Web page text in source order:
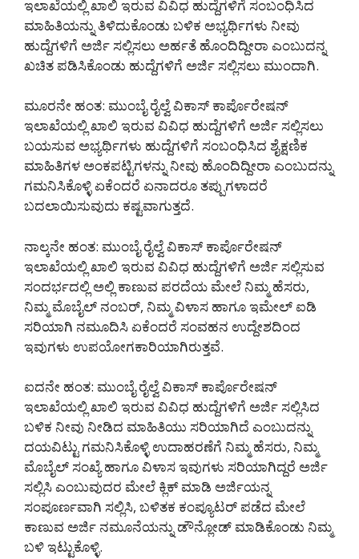
ಇಲಾಖೆಯಲ್ಲಿ ಖಾಲಿ ಇರುವ ವಿವಿಧ ಹುದ್ದೆಗಳಿಗೆ ಸಂಬಂಧಿಸಿದ
ಮಾಹಿತಿಯನ್ನು ತಿಳಿದುಕೊಂಡು ಬಳಿಕ ಅಭ್ಯರ್ಥಿಗಳು ನೀವು
ಹುದ್ದೆಗಳಿಗೆ ಅರ್ಜಿ ಸಲ್ಲಿಸಲು ಅರ್ಹತೆ ಹೊಂದಿದ್ದೀರಾ ಎಂಬುದನ್ನ
ಖಚಿತ ಪಡಿಸಿಕೊಂಡು ಹುದ್ದೆಗಳಿಗೆ ಅರ್ಜಿ ಸಲ್ಲಿಸಲು ಮುಂದಾಗಿ.
ಮೂರನೇ ಹಂತ: ಮುಂಬೈ ರೈಲ್ವೆ ವಿಕಾಸ್ ಕಾರ್ಪೊರೇಷನ್
ಇಲಾಖೆಯಲ್ಲಿ ಖಾಲಿ ಇರುವ ವಿವಿಧ ಹುದ್ದೆಗಳಿಗೆ ಅರ್ಜಿ ಸಲ್ಲಿಸಲು
ಬಯಸುವ ಅಭ್ಯರ್ಥಿಗಳು ಹುದ್ದೆಗಳಿಗೆ ಸಂಬಂಧಿಸಿದ ಶೈಕ್ಷಣಿಕ
ಮಾಹಿತಿಗಳ ಅಂಕಪಟ್ಟಿಗಳನ್ನು ನೀವು ಹೊಂದಿದ್ದೀರಾ ಎಂಬುದನ್ನು
ಗಮನಿಸಿಕೊಳ್ಳಿ ಏಕೆಂದರೆ ಏನಾದರೂ ತಪ್ಪುಗಳಾದರೆ
ಬದಲಾಯಿಸುವುದು ಕಷ್ಟವಾಗುತ್ತದೆ.
ನಾಲ್ಕನೇ ಹಂತ: ಮುಂಬೈ ರೈಲ್ವೆ ವಿಕಾಸ್ ಕಾರ್ಪೊರೇಷನ್
ಇಲಾಖೆಯಲ್ಲಿ ಖಾಲಿ ಇರುವ ವಿವಿಧ ಹುದ್ದೆಗಳಿಗೆ ಅರ್ಜಿ ಸಲ್ಲಿಸುವ
ಸಂದರ್ಭದಲ್ಲಿ ಅಲ್ಲಿ ಕಾಣುವ ಪರದೆಯ ಮೇಲೆ ನಿಮ್ಮ ಹೆಸರು,
ನಿಮ್ಮ ಮೊಬೈಲ್ ನಂಬರ್, ನಿಮ್ಮ ವಿಳಾಸ ಹಾಗೂ ಇಮೇಲ್ ಐಡಿ
ಸರಿಯಾಗಿ ನಮೂದಿಸಿ ಏಕೆಂದರೆ ಸಂವಹನ ಉದ್ದೇಶದಿಂದ
ಇವುಗಳು ಉಪಯೋಗಕಾರಿಯಾಗಿರುತ್ತವೆ.
ಐದನೇ ಹಂತ: ಮುಂಬೈ ರೈಲ್ವೆ ವಿಕಾಸ್ ಕಾರ್ಪೊರೇಷನ್
ಇಲಾಖೆಯಲ್ಲಿ ಖಾಲಿ ಇರುವ ವಿವಿಧ ಹುದ್ದೆಗಳಿಗೆ ಅರ್ಜಿ ಸಲ್ಲಿಸಿದ
ಬಳಿಕ ನೀವು ನೀಡಿದ ಮಾಹಿತಿಯು ಸರಿಯಾಗಿದೆ ಎಂಬುದನ್ನು
ದಯವಿಟ್ಟು ಗಮನಿಸಿಕೊಳ್ಳಿ ಉದಾಹರಣೆಗೆ ನಿಮ್ಮ ಹೆಸರು, ನಿಮ್ಮ
ಮೊಬೈಲ್ ಸಂಖ್ಯೆ ಹಾಗೂ ವಿಳಾಸ ಇವುಗಳು ಸರಿಯಾಗಿದ್ದರೆ ಅರ್ಜಿ
ಸಲ್ಲಿಸಿ ಎಂಬುವುದರ ಮೇಲೆ ಕ್ಲಿಕ್ ಮಾಡಿ ಅರ್ಜಿಯನ್ನ
ಸಂಪೂರ್ಣವಾಗಿ ಸಲ್ಲಿಸಿ, ಬಳಿತಕ ಕಂಪ್ಯೂಟರ್ ಪಡೆದ ಮೇಲೆ
ಕಾಣುವ ಅರ್ಜಿ ನಮೂನೆಯನ್ನು ಡೌನ್ಲೋಡ್ ಮಾಡಿಕೊಂಡು ನಿಮ್ಮ
ಬಳಿ ಇಟ್ಟುಕೊಳ್ಳಿ.